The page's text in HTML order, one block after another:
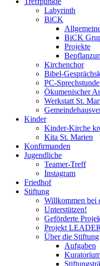
Labyrinth
BiCK
BiCK
Projekte
Kirchenchor
Bibel-
PC-Sprechstunde
Ökumenischer
Werkstatt St.
Kinder
Kinder-Kirche
Kita St. Marien
Konfirmanden
Jugendliche
Teamer-Treff
Instagram
Friedhof
Stiftung
Willkommen bei
Unterstützen!
Geförderte
Projekt LEADER
Über die Stiftung
Aufgaben